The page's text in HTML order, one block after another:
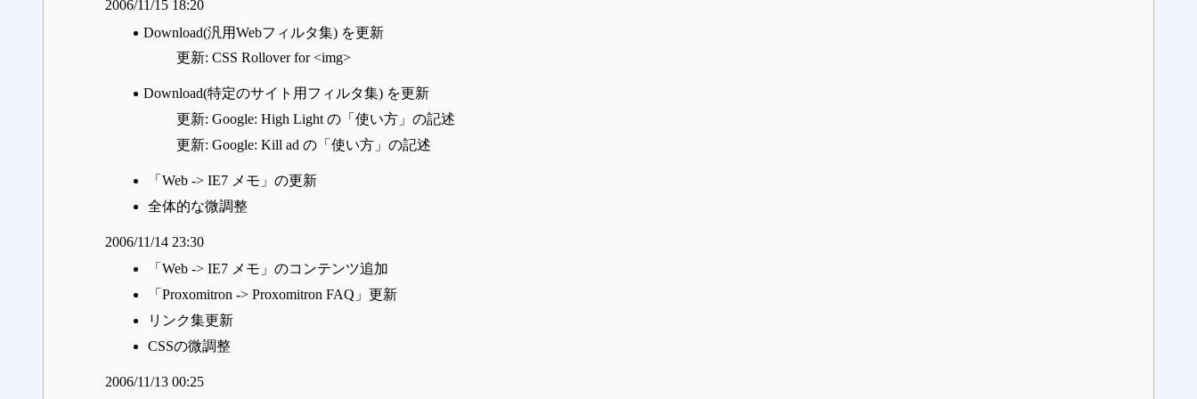
2006/11/15 18:20
Download(汎用Webフィルタ集) を更新
更新: CSS Rollover for <img>
Download(特定のサイト用フィルタ集) を更新
更新: Google: High Light の「使い方」の記述
更新: Google: Kill ad の「使い方」の記述
「Web -> IE7 メモ」の更新
全体的な微調整
2006/11/14 23:30
「Web -> IE7 メモ」のコンテンツ追加
「Proxomitron -> Proxomitron FAQ」更新
リンク集更新
CSSの微調整
2006/11/13 00:25